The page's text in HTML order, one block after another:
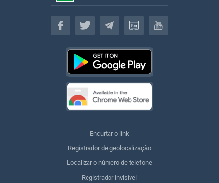
Brasileiro
Encurtar o link
Registrador de geolocalização
Localizar o número de telefone
Registrador invisível